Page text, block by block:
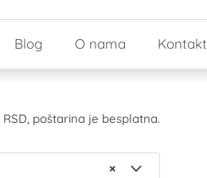
Blog O nama Kontakt
poštarina je besplatna.
×